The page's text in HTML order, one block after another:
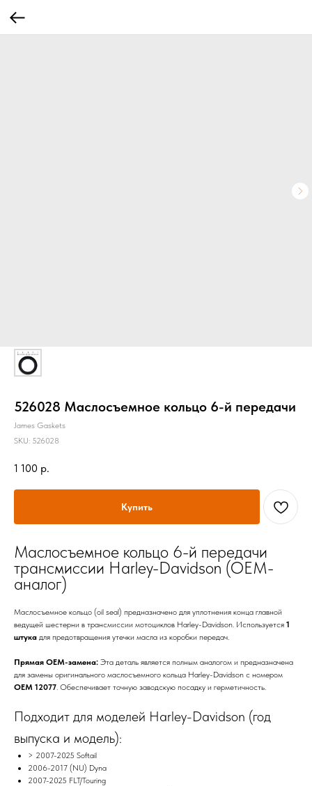
526028 Маслосъемное кольцо 6-й передачи
James Gaskets
SKU: 526028
1 100 р.
Купить
Маслосъемное кольцо 6-й передачи
трансмиссии Harley-Davidson (OEM-
аналог)
Маслосъемное кольцо (oil seal) предназначено для уплотнения конца главной
ведущей шестерни в трансмиссии мотоциклов Harley-Davidson. Используется 1
штука для предотвращения утечки масла из коробки передач.
Прямая OEM-замена: Эта деталь является полным аналогом и предназначена
для замены оригинального маслосъемного кольца Harley-Davidson с номером
OEM 12077. Обеспечивает точную заводскую посадку и герметичность.
Подходит для моделей Harley-Davidson (год
выпуска и модель):
> 2007-2025 Softail
2006-2017 (NU) Dyna
2007-2025 FLT/Touring